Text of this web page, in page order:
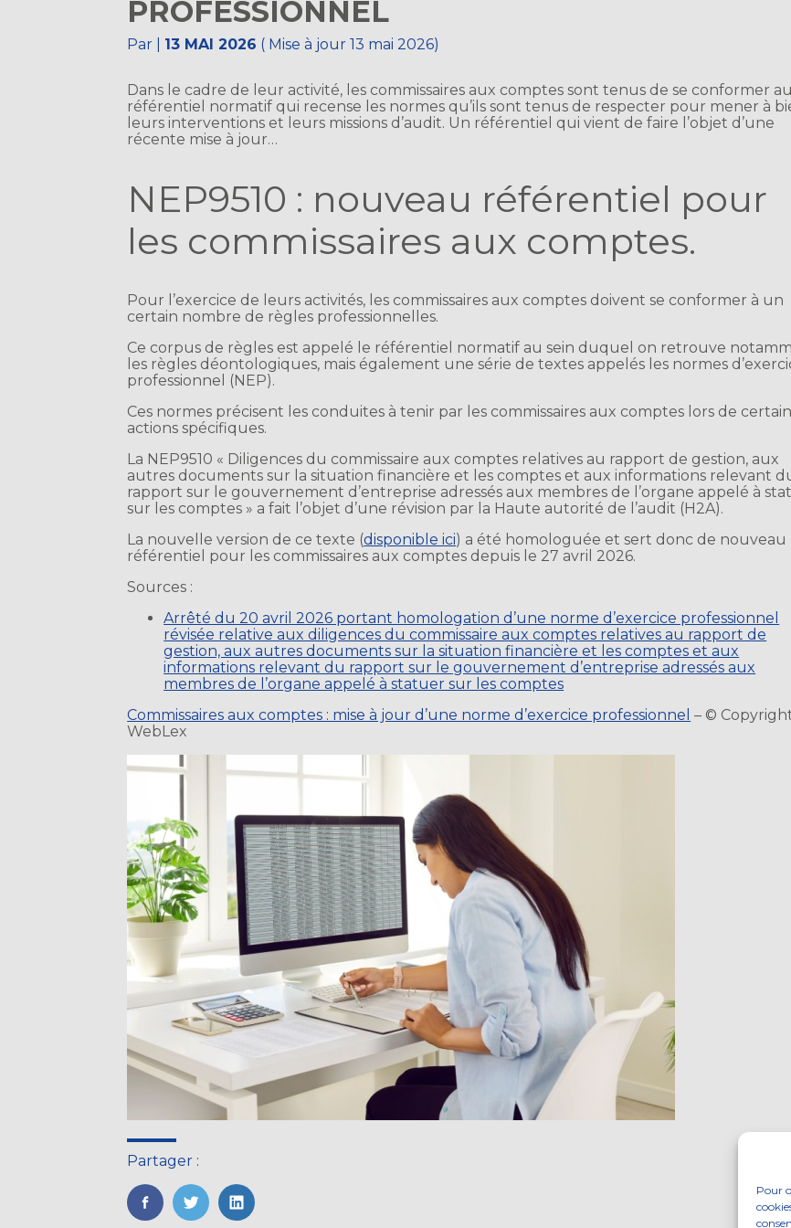
Pour
PROFESSIONNEL
Par 13 MAI 2026 ( Mise à jour 13 mai 2026)
Dans le cadre de leur activité, les commissaires aux comptes sont tenus de se conformer au
référentiel normatif qui recense les normes qu’ils sont tenus de respecter pour mener à
leurs interventions et leurs missions d’audit. Un référentiel qui vient de faire l’objet d’une
récente mise à jour…
NEP9510 : nouveau référentiel pour
les commissaires aux comptes.
Pour l’exercice de leurs activités, les commissaires aux comptes doivent se conformer à un
certain nombre de règles professionnelles.
Ce corpus de règles est appelé le référentiel normatif au sein duquel on retrouve
les règles déontologiques, mais également une série de textes appelés les normes
professionnel (NEP).
Ces normes précisent les conduites à tenir par les commissaires aux comptes lors de
actions spécifiques.
La NEP9510 « Diligences du commissaire aux comptes relatives au rapport de gestion, aux
autres documents sur la situation financière et les comptes et aux informations relevant
rapport sur le gouvernement d’entreprise adressés aux membres de l’organe appelé à
sur les comptes » a fait l’objet d’une révision par la Haute autorité de l’audit (H2A).
La nouvelle version de ce texte (disponible ici) a été homologuée et sert donc de nouveau
référentiel pour les commissaires aux comptes depuis le 27 avril 2026.
Sources :
Arrêté du 20 avril 2026 portant homologation d’une norme d’exercice professionnel
révisée relative aux diligences du commissaire aux comptes relatives au rapport de
gestion, aux autres documents sur la situation financière et les comptes et aux
informations relevant du rapport sur le gouvernement d’entreprise adressés aux
membres de l’organe appelé à statuer sur les comptes
Commissaires aux comptes : mise à jour d’une norme d’exercice professionnel – ©
WebLex
Partager :
FaceBook
TwitterLinkedIn